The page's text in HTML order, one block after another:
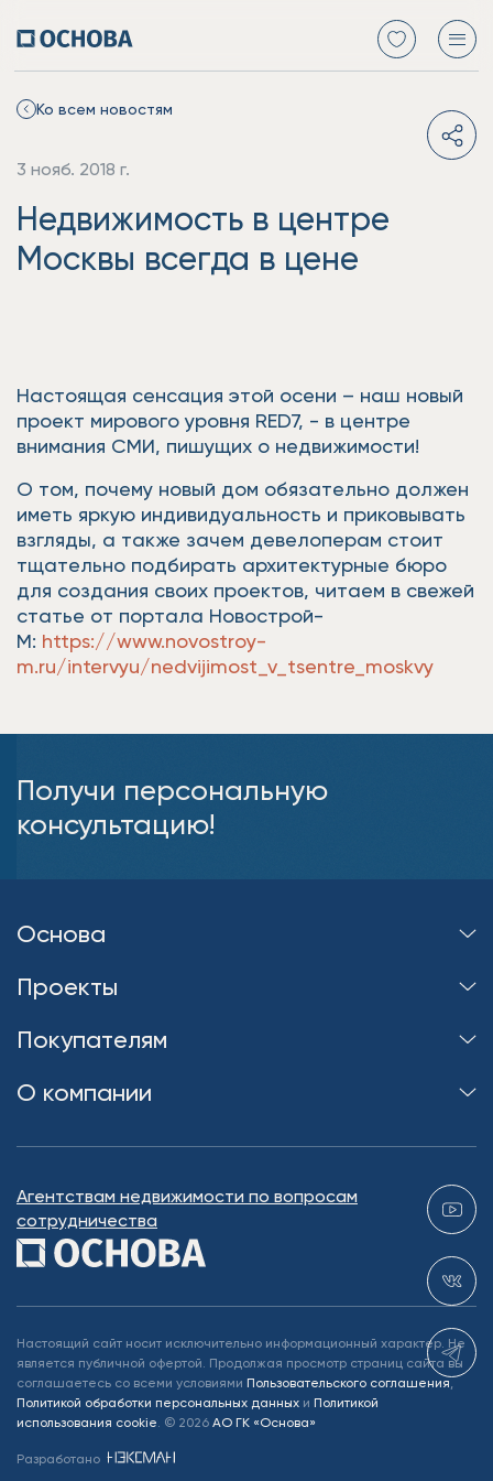
Ко всем новостям
3 нояб. 2018 г.
Недвижимость в центре
Москвы всегда в цене
Настоящая сенсация этой осени – наш новый
проект мирового уровня RED7, - в центре
внимания СМИ, пишущих о недвижимости!
О том, почему новый дом обязательно должен
иметь яркую индивидуальность и приковывать
взгляды, а также зачем девелоперам стоит
тщательно подбирать архитектурные бюро
для создания своих проектов, читаем в свежей
статье от портала Новострой-
М: https://www.novostroy-
m.ru/intervyu/nedvijimost_v_tsentre_moskvy
Получи персональную
консультацию!
Основа
Проекты
Покупателям
О компании
Агентствам недвижимости по вопросам
сотрудничества
Настоящий сайт носит исключительно информационный характер. Не
является публичной офертой. Продолжая просмотр страниц сайта вы
соглашаетесь со всеми условиями Пользовательского соглашения,
Политикой обработки персональных данных и Политикой
использования cookie. © 2026 АО ГК «Основа»
Разработано